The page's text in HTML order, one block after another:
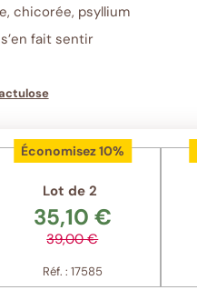
chicorée, psyllium
fait sentir
Économisez 10%
Lot de 2
35,10 €
39,00 €
Réf. : 17585